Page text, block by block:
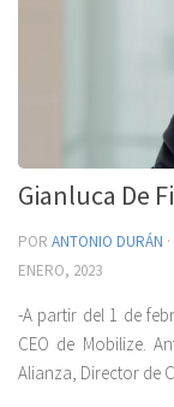
Gianluca De
POR ANTONIO DURÁN
ENERO, 2023
-A partir del 1 de
CEO de Mobilize.
Alianza, Director de